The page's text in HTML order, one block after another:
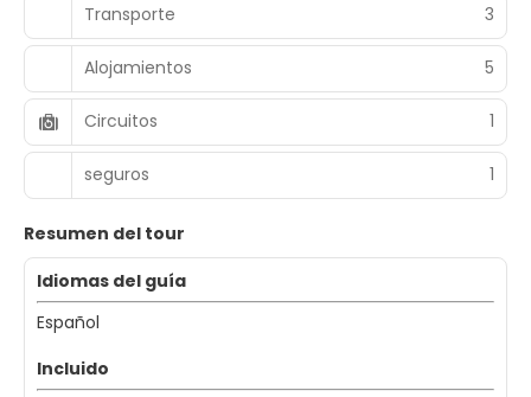
Transporte 3
Alojamientos 5
Circuitos 1
seguros 1
Resumen del tour
Idiomas del guía
Español
Incluido